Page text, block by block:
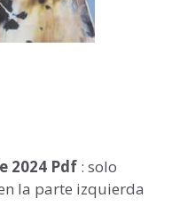
2024 Pdf : solo
la parte izquierda